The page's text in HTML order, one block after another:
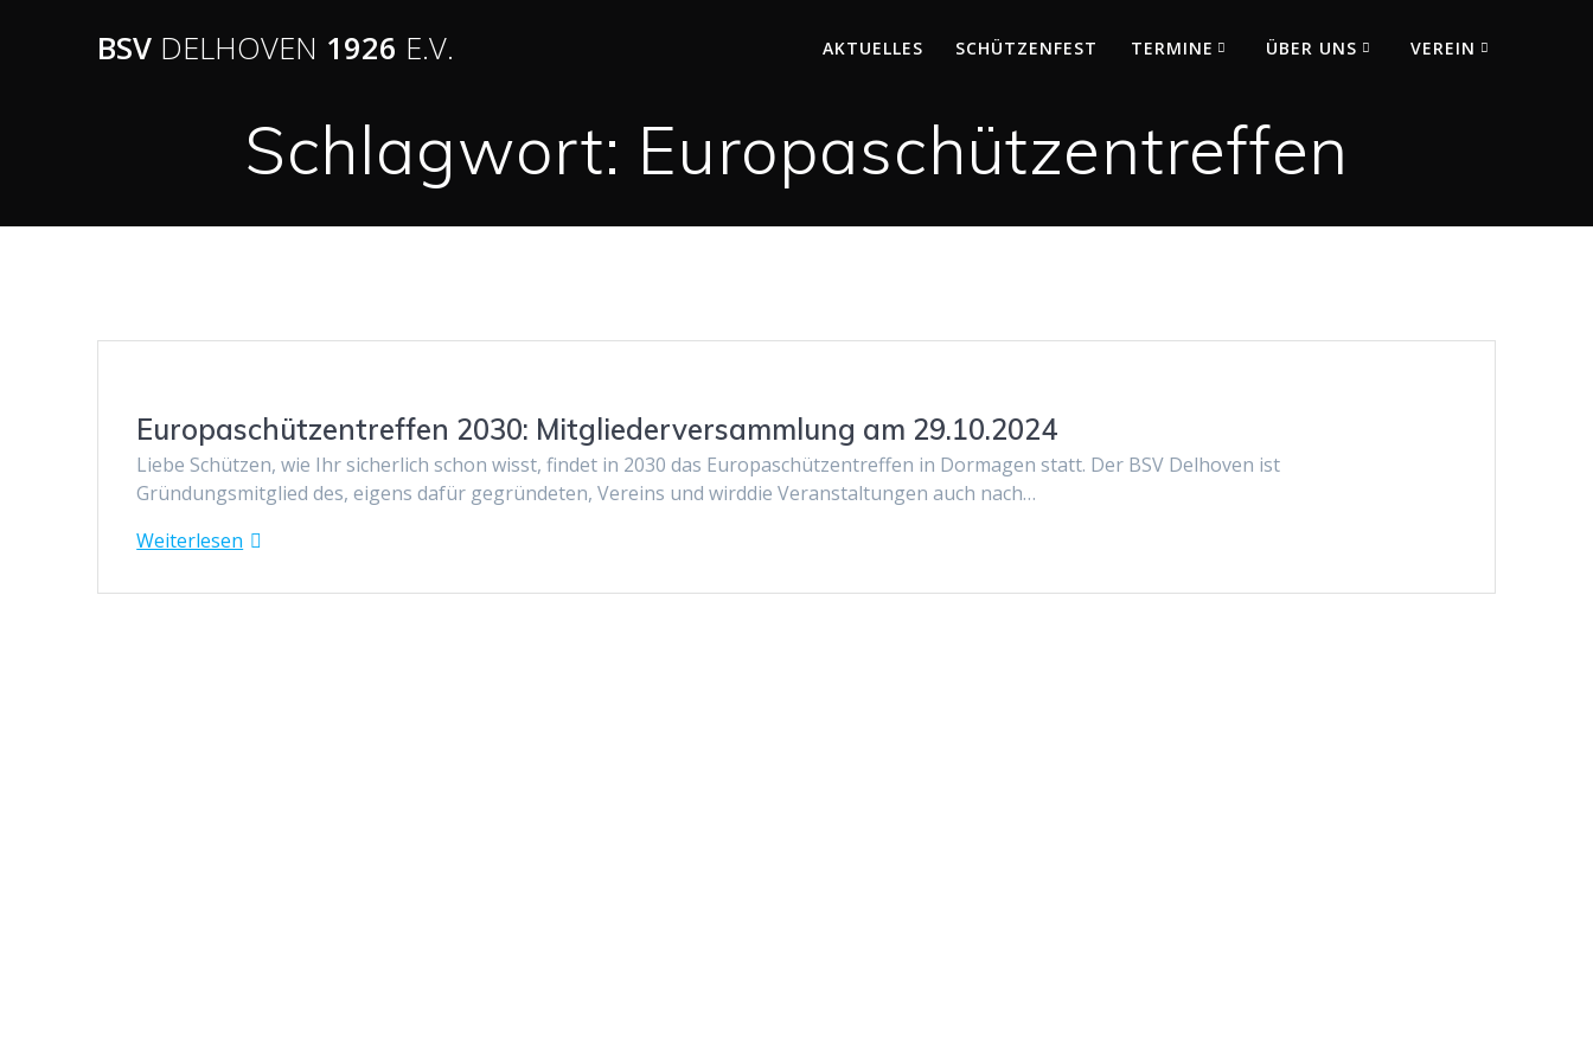
BSV DELHOVEN 1926 E.V. AKTUELLES SCHÜTZENFEST TERMINE ÜBER UNS VEREIN
Schlagwort: Europaschützentreffen
Europaschützentreffen 2030: Mitgliederversammlung am 29.10.2024
Liebe Schützen, wie Ihr sicherlich schon wisst, findet in 2030 das Europaschützentreffen in Dormagen statt. Der BSV Delhoven ist
Gründungsmitglied des, eigens dafür gegründeten, Vereins und wirddie Veranstaltungen auch nach…
Weiterlesen